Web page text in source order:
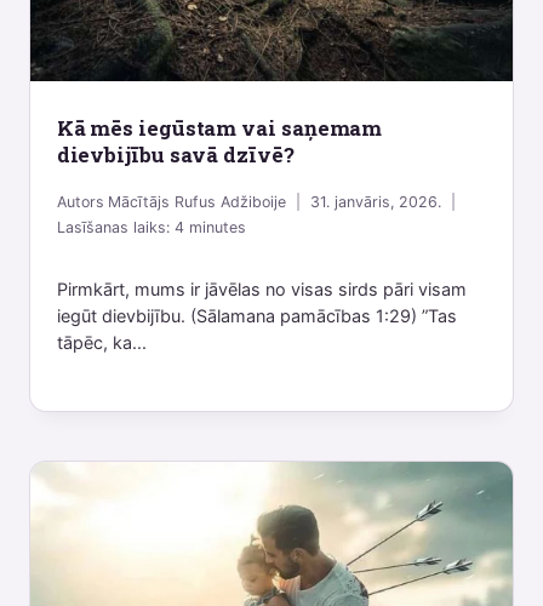
Kā mēs iegūstam vai saņemam
dievbijību savā dzīvē?
Autors Mācītājs Rufus Adžiboije
31. janvāris, 2026.
Lasīšanas laiks:4 minutes
Pirmkārt, mums ir jāvēlas no visas sirds pāri visam
iegūt dievbijību. (Sālamana pamācības 1:29) ”Tas
tāpēc, ka...